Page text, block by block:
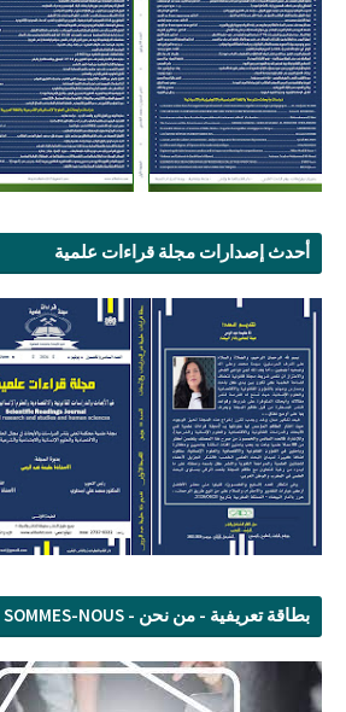
أحدث إصدارات مجلة قراءات علمية
بطاقة تعريفية - من نحن - QUI SOMMES-NOUS